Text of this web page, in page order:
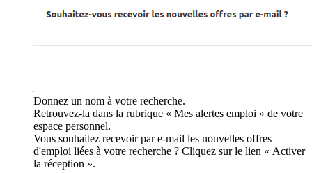
Donnez un nom à votre recherche.
Retrouvez-la dans la rubrique « Mes alertes emploi » de votre
espace personnel.
Vous souhaitez recevoir par e-mail les nouvelles offres
d'emploi liées à votre recherche ? Cliquez sur le lien « Activer
la réception ».